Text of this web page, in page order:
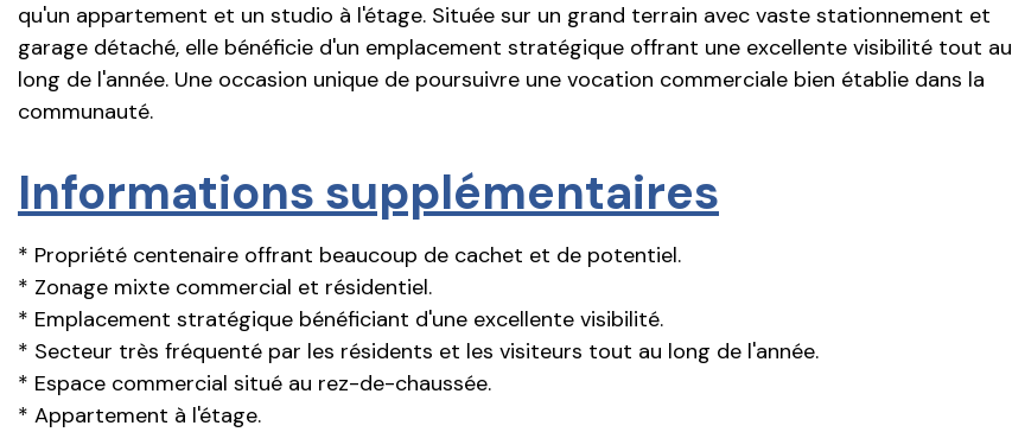
qu'un appartement et un studio à l'étage. Située sur un grand terrain avec vaste stationnement et
garage détaché, elle bénéficie d'un emplacement stratégique offrant une excellente visibilité tout au
long de l'année. Une occasion unique de poursuivre une vocation commerciale bien établie dans la
communauté.
Informations supplémentaires
* Propriété centenaire offrant beaucoup de cachet et de potentiel.
* Zonage mixte commercial et résidentiel.
* Emplacement stratégique bénéficiant d'une excellente visibilité.
* Secteur très fréquenté par les résidents et les visiteurs tout au long de l'année.
* Espace commercial situé au rez-de-chaussée.
* Appartement à l'étage.